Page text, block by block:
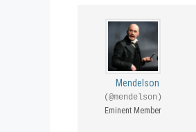
Mendelson
(@mendelson)
Eminent Member